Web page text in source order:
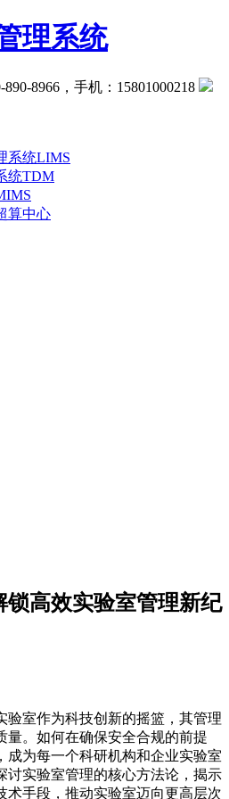
8966，手机：15801000218
系统LIMS
统TDM
算中心
锁高效实验室管理新纪
验室作为科技创新的摇篮，其管理
量。如何在确保安全合规的前提
成为每一个科研机构和企业实验室
讨实验室管理的核心方法论，揭示
术手段，推动实验室迈向更高层次